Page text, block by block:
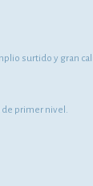
surtido y gran
primer nivel.